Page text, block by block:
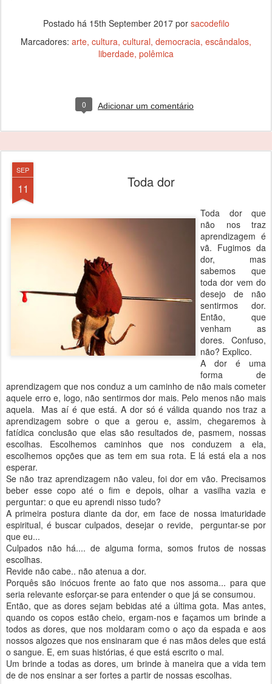
Postado há 15th September 2017por sacodefilo
Marcadores: arte cultura cultural democracia escândalos
liberdade polêmica
0 Adicionar um comentário
SEP
11 Toda dor
Toda dor que
não nos traz
aprendizagem é
vã. Fugimos da
dor, mas
sabemos que
toda dor vem do
desejo de não
sentirmos dor.
Então, que
venham as
dores. Confuso,
não? Explico.
A dor é uma
forma de
aprendizagem que nos conduz a um caminho de não mais cometer
aquele erro e, logo, não sentirmos dor mais. Pelo menos não mais
aquela.
Mas aí é que está. A dor só é válida quando nos traz a
aprendizagem sobre o que a gerou e, assim, chegaremos à
fatídica conclusão que elas são resultados de, pasmem, nossas
escolhas. Escolhemos caminhos que nos conduzem a ela,
escolhemos opções que as tem em sua rota. E lá está ela a nos
esperar.
Se não traz aprendizagem não valeu, foi dor em vão. Precisamos
beber esse copo até o fim e depois, olhar a vasilha vazia e
perguntar: o que eu aprendi nisso tudo?
A primeira postura diante da dor, em face de nossa imaturidade
espiritual, é buscar culpados, desejar o revide,
perguntar-se por
que eu...
Culpados não há.... de alguma forma, somos frutos de nossas
escolhas.
Revide não cabe.. não atenua a dor.
Porquês são inócuos frente ao fato que nos assoma... para que
seria relevante esforçar-se para entender o que já se consumou.
Então, que as dores sejam bebidas até a última gota. Mas antes,
quando os copos estão cheio, ergam-nos e façamos um brinde a
todos as dores, que nos moldaram como o aço da espada e aos
nossos algozes que nos ensinaram que é nas mãos deles que está
o sangue. E, em suas histórias, é que está escrito o mal.
Um brinde a todas as dores, um brinde à maneira que a vida tem
de de nos ensinar a ser fortes a partir de nossas escolhas.